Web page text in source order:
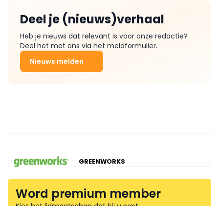
Deel je (nieuws)verhaal
Heb je nieuws dat relevant is voor onze redactie?
Deel het met ons via het meldformulier.
Nieuws melden
GREENWORKS
Word premium member